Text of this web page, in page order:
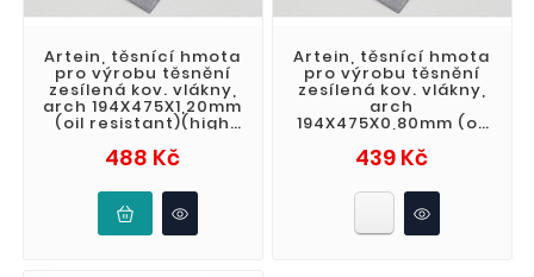
Artein, těsnící hmota
pro výrobu těsnění
zesílená kov. vlákny,
arch 194X475X1,20mm
(oil resistant)(high
488 KčCena
Artein, těsnící hmota
pro výrobu těsnění
zesílená kov. vlákny,
arch
194X475X0,80mm (oil
pressure)
439 KčCena